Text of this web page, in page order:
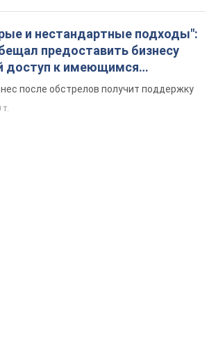
и нестандартные подходы":
предоставить бизнесу
доступ к имеющимся
после обстрелов получит поддержку
т.